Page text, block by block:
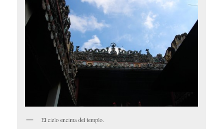
El cielo encima del templo.